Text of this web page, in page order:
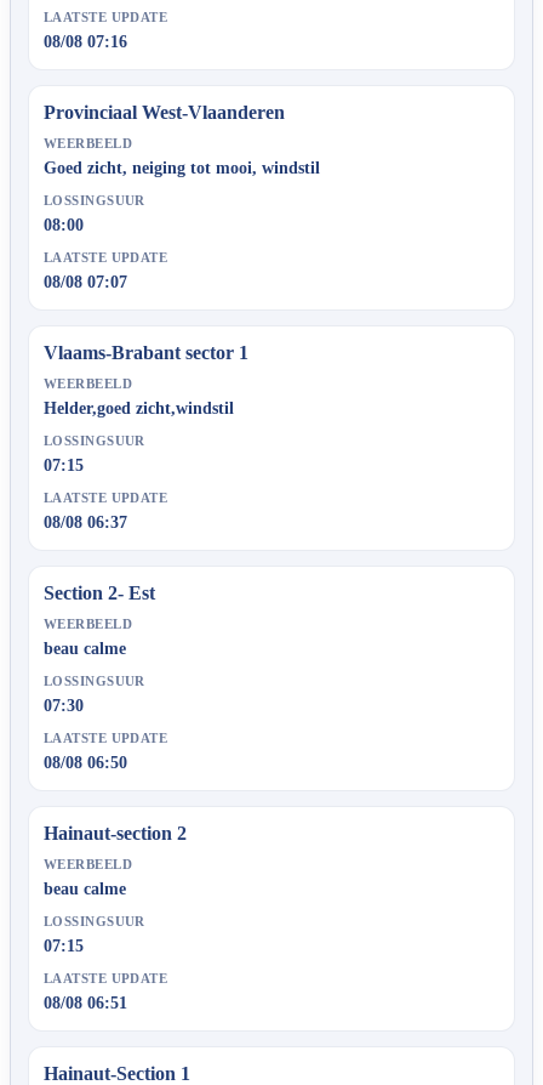
LAATSTE UPDATE
08/08 07:16
Provinciaal West-Vlaanderen
WEERBEELD
Goed zicht, neiging tot mooi, windstil
LOSSINGSUUR
08:00
LAATSTE UPDATE
08/08 07:07
Vlaams-Brabant sector 1
WEERBEELD
Helder,goed zicht,windstil
LOSSINGSUUR
07:15
LAATSTE UPDATE
08/08 06:37
Section 2- Est
WEERBEELD
beau calme
LOSSINGSUUR
07:30
LAATSTE UPDATE
08/08 06:50
Hainaut-section 2
WEERBEELD
beau calme
LOSSINGSUUR
07:15
LAATSTE UPDATE
08/08 06:51
Hainaut-Section 1